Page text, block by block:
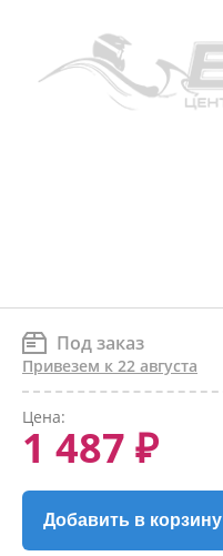
Под заказ
Привезем к 22 августа
Цена:
1 487 ₽
Добавить в корзину